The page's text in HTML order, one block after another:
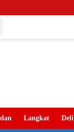
Langkat